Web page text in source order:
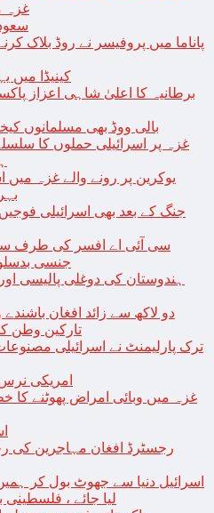
غزہ
کینیڈا میں
برطانیہ کا اعلیٰ شاہی اعزاز
بالی ووڈ بھی مسلمانوں
غزہ پر اسرائیلی حملوں کا
یوکرین پر رونے والے غزہ میں
جنگ کے بعد بھی اسرائیلی
سی آئی اے افسر کی طرف
جنسی
ہندوستان کی دوغلی پالیسی
دو لاکھ سے زائد افغان
تارکین وطن
ترک پارلیمنٹ نے اسرائیلی
امریکی نرس
غزہ میں وبائی امراض پھوٹنے
رجسٹرڈ افغان مہاجرین کی
اسرائیل دنیا سے جھوٹ بول کر ہمیں
لیا جائے ،